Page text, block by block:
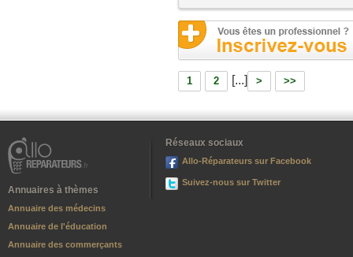
1 2 [...] > >>
Annuaires à thèmes
Annuaire des médecins
Annuaire de l'éducation
Annuaire des commerçants
Réseaux sociaux
Allo-Réparateurs sur Facebook
Suivez-nous sur Twitter